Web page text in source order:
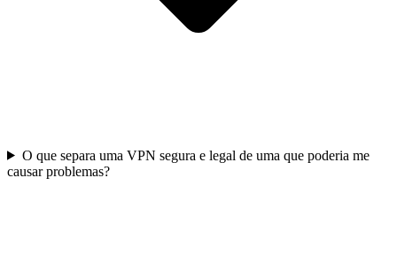
O que separa uma VPN segura e legal de uma que poderia me
causar problemas?